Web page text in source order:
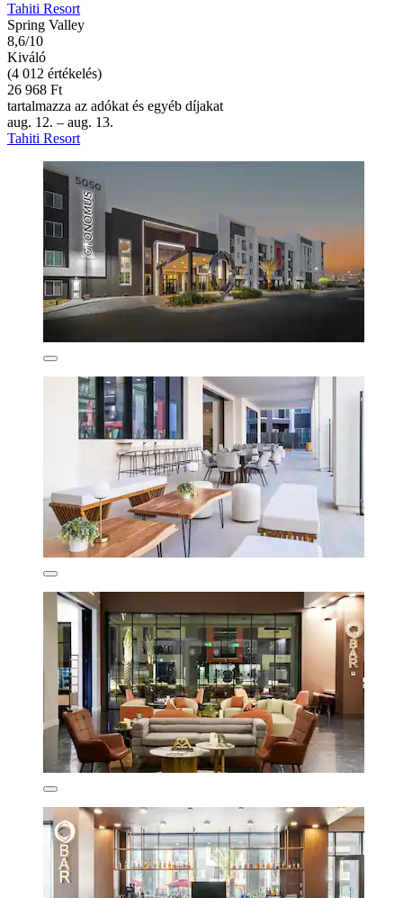
Tahiti Resort
Spring Valley
8,6/10
Kiváló
(4 012 értékelés)
26 968 Ft
tartalmazza az adókat és egyéb díjakat
aug. 12. – aug. 13.
Tahiti Resort